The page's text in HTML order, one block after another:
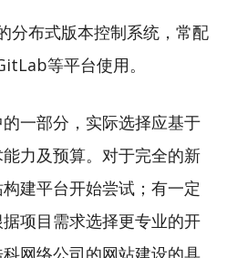
分布式版本控制系统，常配
等平台使用。
一部分，实际选择应基于
力及预算。对于完全的新
建平台开始尝试；有一定
项目需求选择更专业的开
网络公司的网站建设的具